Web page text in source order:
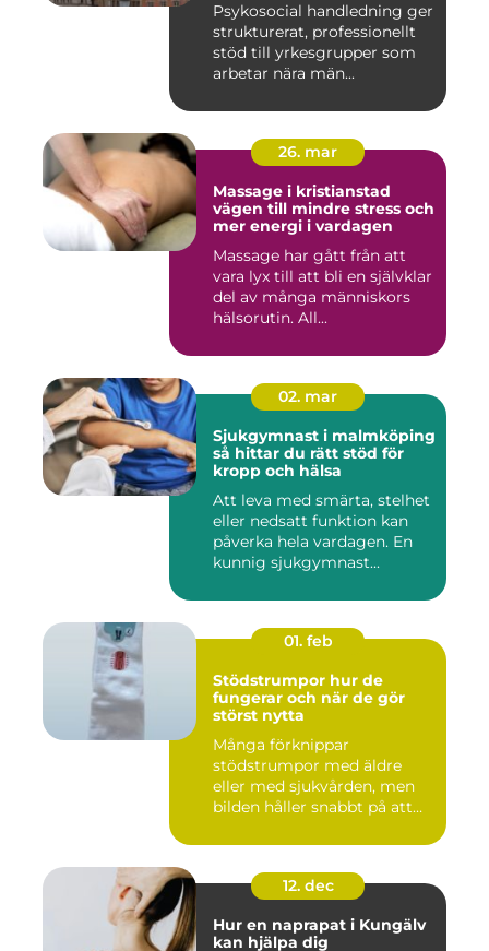
Psykosocial handledning ger
strukturerat, professionellt
stöd till yrkesgrupper som
arbetar nära män...
26. mar
Massage i kristianstad
vägen till mindre stress och
mer energi i vardagen
Massage har gått från att
vara lyx till att bli en självklar
del av många människors
hälsorutin. All...
02. mar
Sjukgymnast i malmköping
så hittar du rätt stöd för
kropp och hälsa
Att leva med smärta, stelhet
eller nedsatt funktion kan
påverka hela vardagen. En
kunnig sjukgymnast...
01. feb
Stödstrumpor hur de
fungerar och när de gör
störst nytta
Många förknippar
stödstrumpor med äldre
eller med sjukvården, men
bilden håller snabbt på att
12. dec
Hur en naprapat i Kungälv
kan hjälpa dig